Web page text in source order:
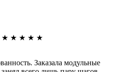
★ ★ ★ ★ ★
Заказала модульные